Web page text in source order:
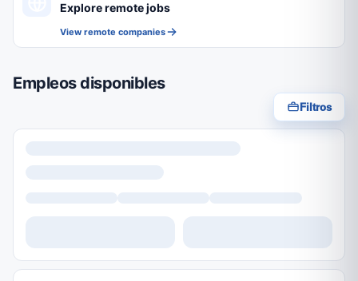
Explore remote jobs
View remote companies
Empleos disponibles
Filtros